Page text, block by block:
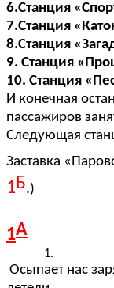
6.Станция
7.Станция
8.Станция
9. Станция
10. Станция
И конечная
пассажиров
Следующая
Заставка
1Б.)
1А
Осыпает